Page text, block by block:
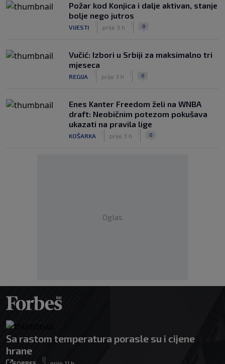
Požar kod Konjica i dalje aktivan, stanje
bolje nego jutros
VIJESTI prije 3 h 0
Vučić: Izbori u Srbiji za maksimalno tri
mjeseca
REGIJA prije 3 h 0
Enes Kanter Freedom želi na WNBA
draft: Neobičnim potezom pokušava
ukazati na pravila lige
KOŠARKA prije 3 h 0
Oglas
Sa rastom temperatura porasle su i cijene
hrane
|